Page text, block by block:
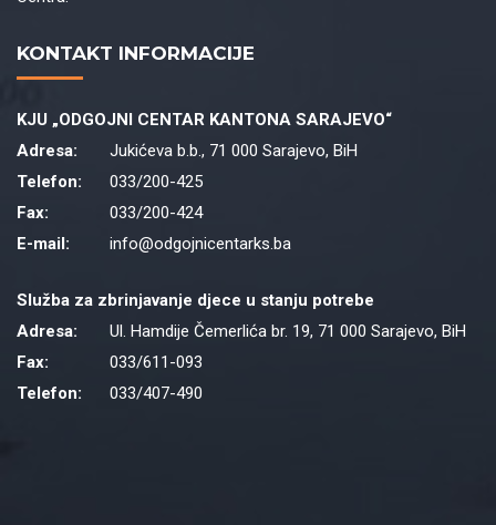
KONTAKT INFORMACIJE
KJU „ODGOJNI CENTAR KANTONA SARAJEVO“
Adresa:
Jukićeva b.b., 71 000 Sarajevo, BiH
Telefon:
033/200-425
Fax:
033/200-424
E-mail:
info@odgojnicentarks.ba
Služba za zbrinjavanje djece u stanju potrebe
Adresa:
Ul. Hamdije Čemerlića br. 19, 71 000 Sarajevo, BiH
Fax:
033/611-093
Telefon:
033/407-490